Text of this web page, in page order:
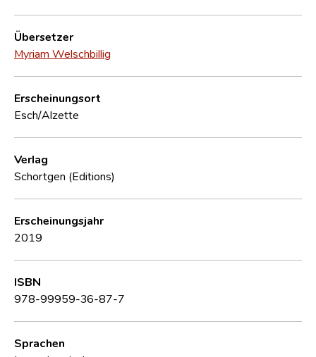
Übersetzer
Myriam Welschbillig
Erscheinungsort
Esch/Alzette
Verlag
Schortgen (Editions)
Erscheinungsjahr
2019
ISBN
978-99959-36-87-7
Sprachen